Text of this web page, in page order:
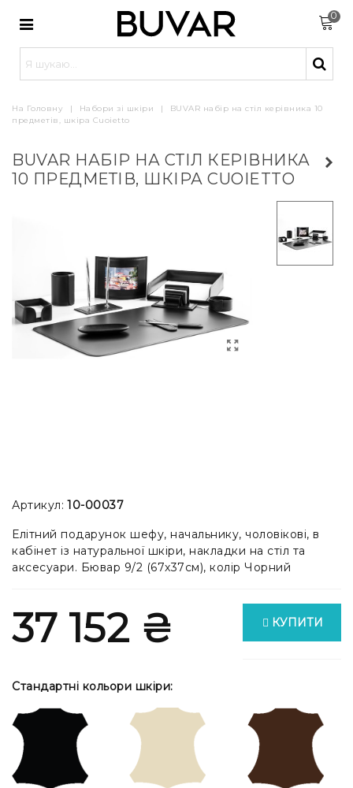
0
На Головну | Набори зі шкіри |
BUVAR набір на стіл керівника 10
предметів, шкіра Сuoietto
BUVAR НАБІР НА СТІЛ КЕРІВНИКА
10 ПРЕДМЕТІВ, ШКІРА СUOIETTO
Артикул: 10-00037
Елітний подарунок шефу, начальнику, чоловікові, в
кабінет із натуральної шкіри, накладки на стіл та
аксесуари. Бювар 9/2 (67x37см), колір Чорний
37 152 ₴ КУПИТИ
Стандартні кольори шкіри: